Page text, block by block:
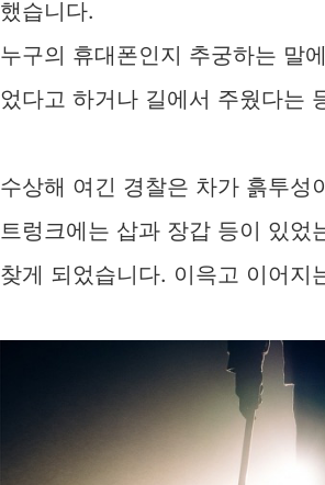
했습니다.​
누구의 휴대폰인지 추궁하는 말
었다고 하거나 길에서 주웠다는
수상해 여긴 경찰은 차가 흙투성
트렁크에는 삽과 장갑 등이 있
찾게 되었습니다. 이윽고 이어지